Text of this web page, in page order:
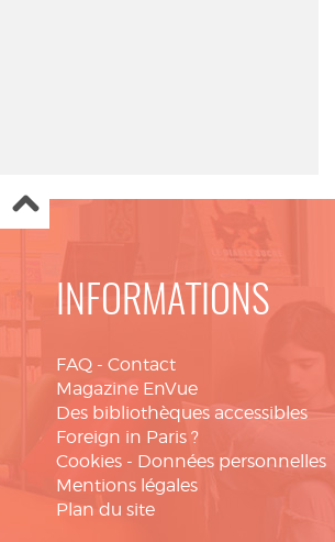
INFORMATIONS
FAQ - Contact
Magazine EnVue
Des bibliothèques accessibles
Foreign in Paris ?
Cookies - Données personnelles
Mentions légales
Plan du site